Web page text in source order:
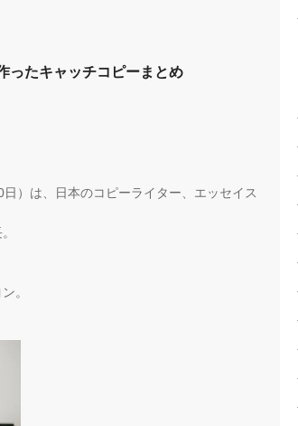
たキャッチコピーまとめ
）は、日本のコピーライター、エッセイス
。